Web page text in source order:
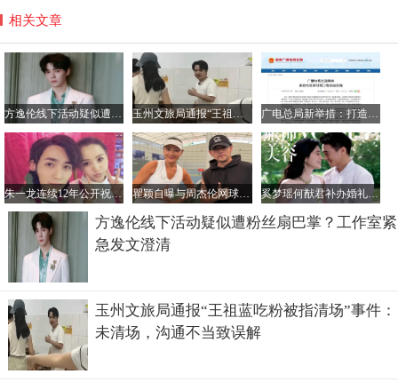
相关文章
方逸伦线下活动疑似遭粉丝扇巴掌？工作室紧急发文澄清 玉州文旅局通报“王祖蓝吃粉被指清场”事件：未清场，沟通不当致误解 广电总局新举措：打造广电视听全媒体评价体系
朱一龙连续12年公开祝福杨蓉生日：愿你永远自由洒脱，笑容常驻 瞿颖自曝与周杰伦网球对决：三场皆负却收获满满 奚梦瑶何猷君补办婚礼引关注！七年婚姻育有一儿一女幸福满满
方逸伦线下活动疑似遭粉丝扇巴掌？工作室紧
急发文澄清
玉州文旅局通报“王祖蓝吃粉被指清场”事件：
未清场，沟通不当致误解